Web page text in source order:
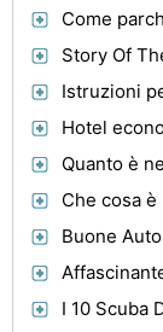
Come
Story Of
Istruzioni
Hotel
Che cosa è
Buone